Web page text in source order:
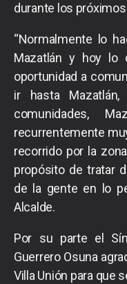
durante los
“Normalmente lo
Mazatlán y hoy lo
oportunidad a
ir hasta
comunidades,
recurrentemente
recorrido por la
propósito de tratar
de la gente en lo
Alcalde.
Por su parte el
Guerrero Osuna
Villa Unión para que